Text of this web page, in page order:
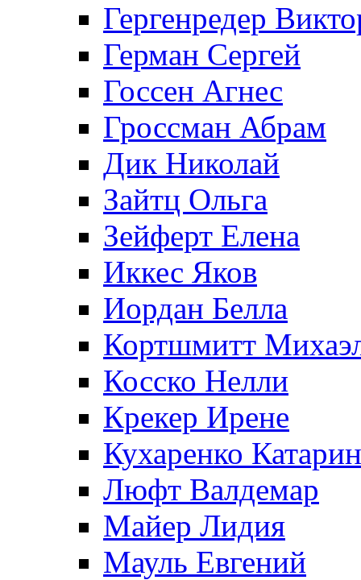
Гергенредер
Герман Сергей
Госсен Агнес
Гроссман Абрам
Дик Николай
Зайтц Ольга
Зейферт Елена
Иккес Яков
Иордан Белла
Кортшмитт
Косско Нелли
Крекер Ирене
Кухаренко
Люфт Валдемaр
Майер Лидия
Мауль Евгений